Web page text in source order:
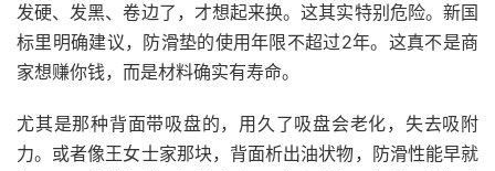
发硬、发黑、卷边了，才想起来换。这其实特别危险。新国
标里明确建议，防滑垫的使用年限不超过2年。这真不是商
家想赚你钱，而是材料确实有寿命。
尤其是那种背面带吸盘的，用久了吸盘会老化，失去吸附
力。或者像王女士家那块，背面析出油状物，防滑性能早就